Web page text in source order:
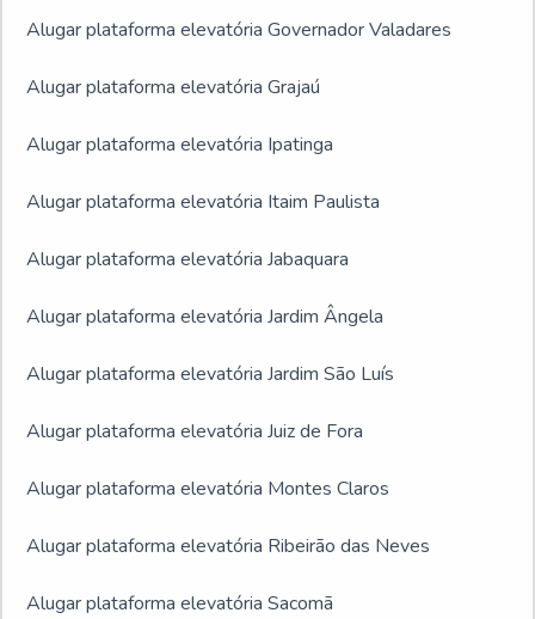
Alugar plataforma elevatória Governador Valadares
Alugar plataforma elevatória Grajaú
Alugar plataforma elevatória Ipatinga
Alugar plataforma elevatória Itaim Paulista
Alugar plataforma elevatória Jabaquara
Alugar plataforma elevatória Jardim Ângela
Alugar plataforma elevatória Jardim São Luís
Alugar plataforma elevatória Juiz de Fora
Alugar plataforma elevatória Montes Claros
Alugar plataforma elevatória Ribeirão das Neves
Alugar plataforma elevatória Sacomã